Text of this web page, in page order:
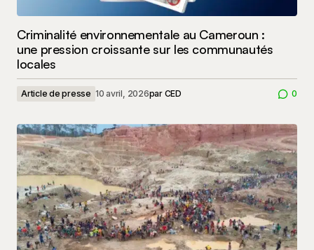
Criminalité environnementale au Cameroun :
une pression croissante sur les communautés
locales
Article de presse 10 avril, 2026par CED 0